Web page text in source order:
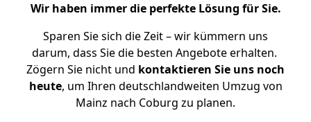
Wir haben immer die perfekte Lösung für Sie.
Sparen Sie sich die Zeit – wir kümmern uns
darum, dass Sie die besten Angebote erhalten.
Zögern Sie nicht und kontaktieren Sie uns noch
heute, um Ihren deutschlandweiten Umzug von
Mainz nach Coburg zu planen.